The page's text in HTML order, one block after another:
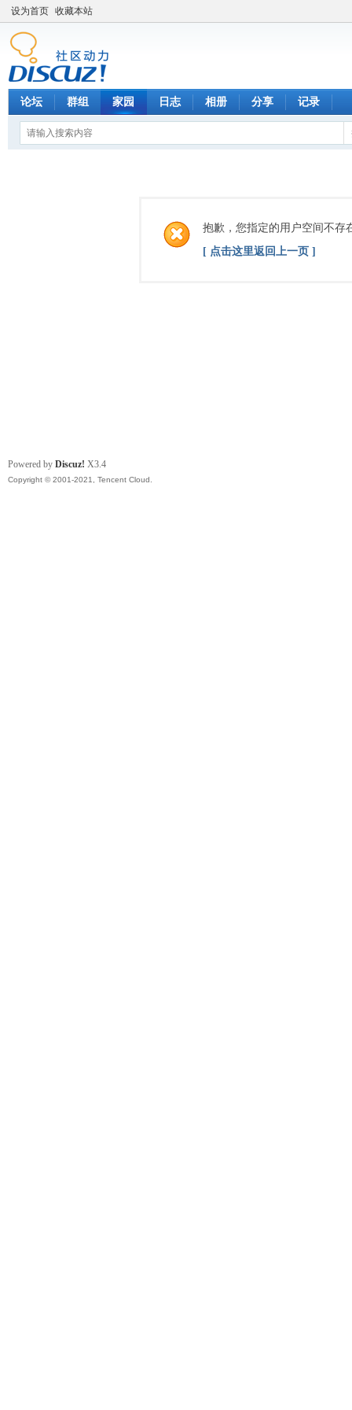
设为首页 收藏本站
论坛 群组 家园 日志 相册 分享 记录
抱歉，您指定的用户空间不存
[ 点击这里返回上一页 ]
Powered by Discuz! X3.4
Copyright © 2001-2021, Tencent Cloud.